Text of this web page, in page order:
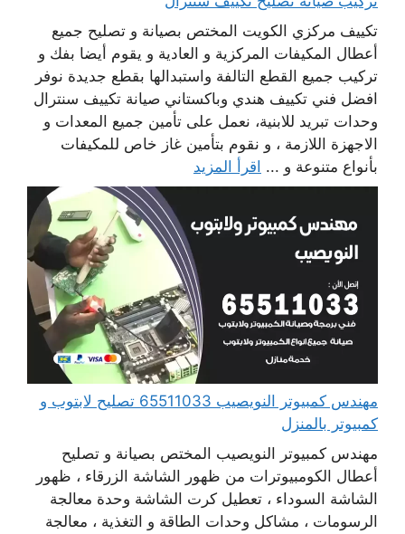
تكييف مركزي الكويت المختص بصيانة و تصليح جميع
أعطال المكيفات المركزية و العادية و يقوم أيضا بفك و
تركيب جميع القطع التالفة واستبدالها بقطع جديدة نوفر
افضل فني تكييف هندي وباكستاني صيانة تكييف سنترال
وحدات تبريد للابنية، نعمل على تأمين جميع المعدات و
الاجهزة اللازمة ، و نقوم بتأمين غاز خاص للمكيفات
بأنواع متنوعة و ... اقرأ المزيد
مهندس كمبيوتر النويصيب 65511033 تصليح لابتوب و
كمبيوتر بالمنزل
مهندس كمبيوتر النويصيب المختص بصيانة و تصليح
أعطال الكومبيوترات من ظهور الشاشة الزرقاء ، ظهور
الشاشة السوداء ، تعطيل كرت الشاشة وحدة معالجة
الرسومات ، مشاكل وحدات الطاقة و التغذية ، معالجة